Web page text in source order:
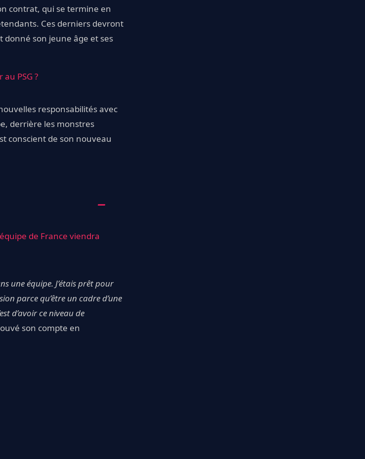
contrat, qui se termine en
Ces derniers devront
donné son jeune âge et ses
PSG ?
responsabilités avec
derrière les monstres
conscient de son nouveau
de France viendra
une équipe. J’étais prêt pour
parce qu’être un cadre d’une
d’avoir ce niveau de
son compte en